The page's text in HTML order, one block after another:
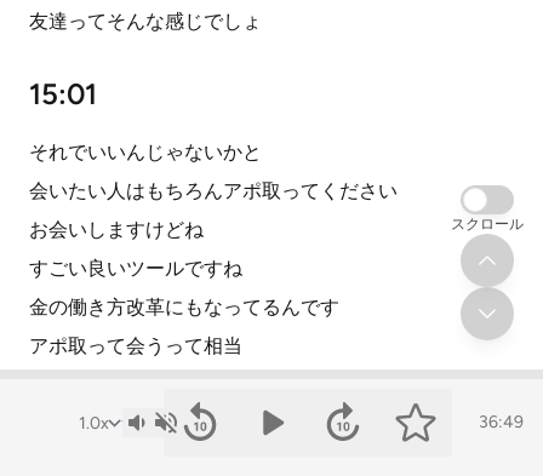
友達ってそんな感じでしょ
15:01
それでいいんじゃないかと
会いたい人はもちろんアポ取ってください
お会いしますけどね
すごい良いツールですね
金の働き方改革にもなってるんです
アポ取って会うって相当
LINE一本だったら夜中に
36:49
スクロール